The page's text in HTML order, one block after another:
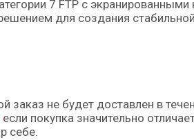
7 FTP с
для создания
заказ не будет доставлен в
если покупка значительно
себе.